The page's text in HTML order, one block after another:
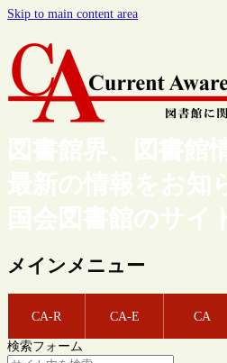
Skip to main content area
図書館界、図書館
最新の情報をお知
国会図書館のサイ
メインメニュー
CA-R CA-E CA
検索フォーム